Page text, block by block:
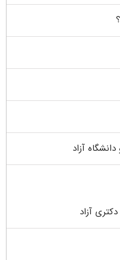
آزاد
آزاد